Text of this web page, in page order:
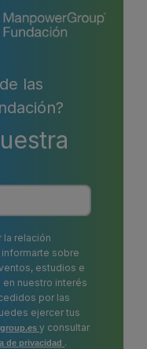
las
la relación
sobre
estudios e
nuestro interés
por las
ejercer tus
y consultar
de privacidad .